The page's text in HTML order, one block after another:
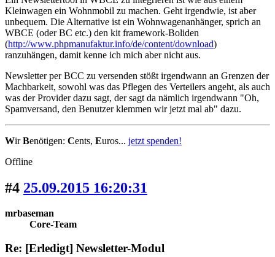
Kleinwagen ein Wohnmobil zu machen. Geht irgendwie, ist aber
unbequem. Die Alternative ist ein Wohnwagenanhänger, sprich an
WBCE (oder BC etc.) den kit framework-Boliden
(http://www.phpmanufaktur.info/de/content/download)
ranzuhängen, damit kenne ich mich aber nicht aus.
Newsletter per BCC zu versenden stößt irgendwann an Grenzen der
Machbarkeit, sowohl was das Pflegen des Verteilers angeht, als auch
was der Provider dazu sagt, der sagt da nämlich irgendwann "Oh,
Spamversand, den Benutzer klemmen wir jetzt mal ab" dazu.
WirBenötigen: Cents, Euros... jetzt spenden!
Offline
#4 25.09.2015 16:20:31
mrbaseman
Core-Team
Re: [Erledigt] Newsletter-Modul